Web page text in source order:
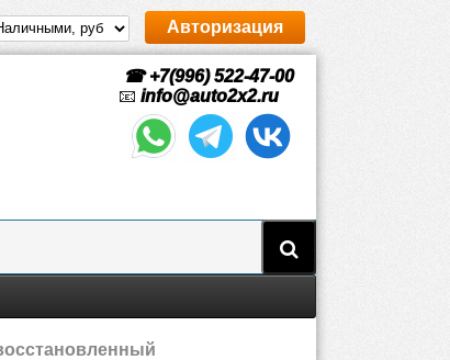
Авторизация
☎ +7(996) 522-47-00
📧 info@auto2x2.ru